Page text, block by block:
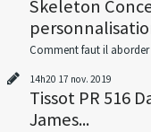
Skeleton
Comment faut il aborder
14h20 17 nov. 2019
Tissot PR 516
James...